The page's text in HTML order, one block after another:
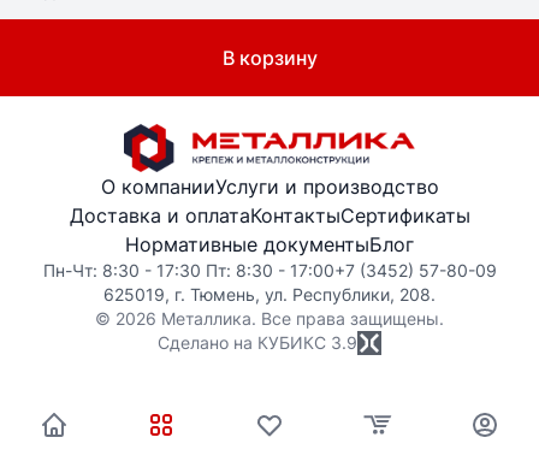
В корзину
О компанииУслуги и производство
Доставка и оплатаКонтактыСертификаты
Нормативные документыБлог
Пн-Чт: 8:30 - 17:30 Пт: 8:30 - 17:00+7 (3452) 57-80-09
625019, г. Тюмень, ул. Республики, 208.
© 2026 Металлика. Все права защищены.
Сделано на КУБИКС 3.9